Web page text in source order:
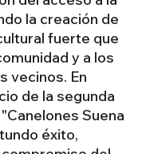
la creación de
fuerte que
y a los
vecinos. En
de la segunda
Suena
éxito,